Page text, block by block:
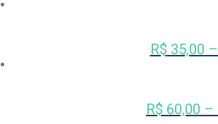
R$ 35,00 –
R$ 60,00 –